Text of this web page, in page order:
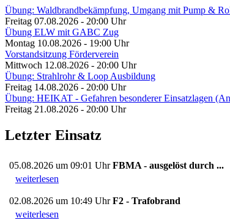
Übung: Waldbrandbekämpfung, Umgang mit Pump &
Freitag 07.08.2026 - 20:00 Uhr
Übung ELW mit GABC Zug
Montag 10.08.2026 - 19:00 Uhr
Vorstandsitzung Förderverein
Mittwoch 12.08.2026 - 20:00 Uhr
Übung: Strahlrohr & Loop Ausbildung
Freitag 14.08.2026 - 20:00 Uhr
Übung: HEIKAT - Gefahren besonderer Einsatzlagen
Freitag 21.08.2026 - 20:00 Uhr
Letzter Einsatz
05.08.2026 um 09:01 UhrFBMA - ausgelöst durch ...
weiterlesen
02.08.2026 um 10:49 UhrF2 - Trafobrand
weiterlesen